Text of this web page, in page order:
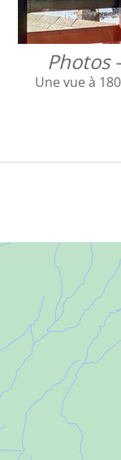
Photos
Une vue à